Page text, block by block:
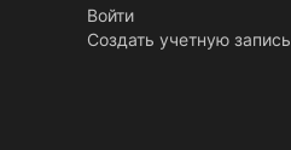
Войти
Создать учетную запись